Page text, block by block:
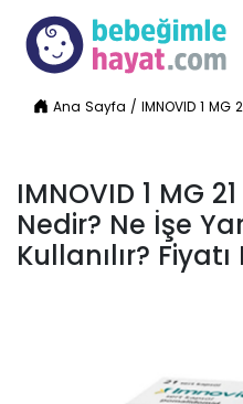
Ana Sayfa /IMNOVID 1 MG
IMNOVID 1 MG 21
Nedir? Ne İşe
Kullanılır?